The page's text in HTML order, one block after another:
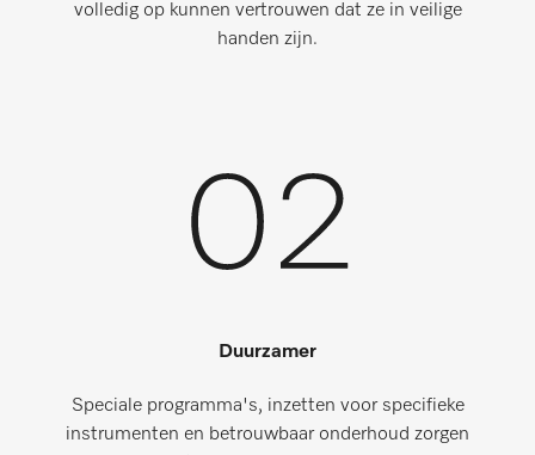
volledig op kunnen vertrouwen dat ze in veilige
handen zijn.
Duurzamer
Speciale programma's, inzetten voor specifieke
instrumenten en betrouwbaar onderhoud zorgen